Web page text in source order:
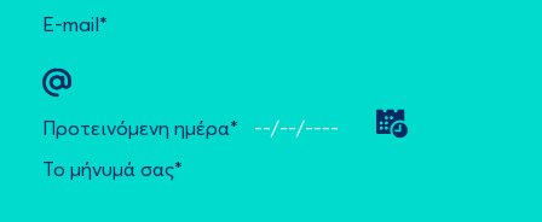
E-mail*
Προτεινόμενη ημέρα*
Το μήνυμά σας*